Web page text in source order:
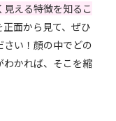
える特徴を知るこ
面から見て、ぜひ
い！顔の中でどの
わかれば、そこを縮